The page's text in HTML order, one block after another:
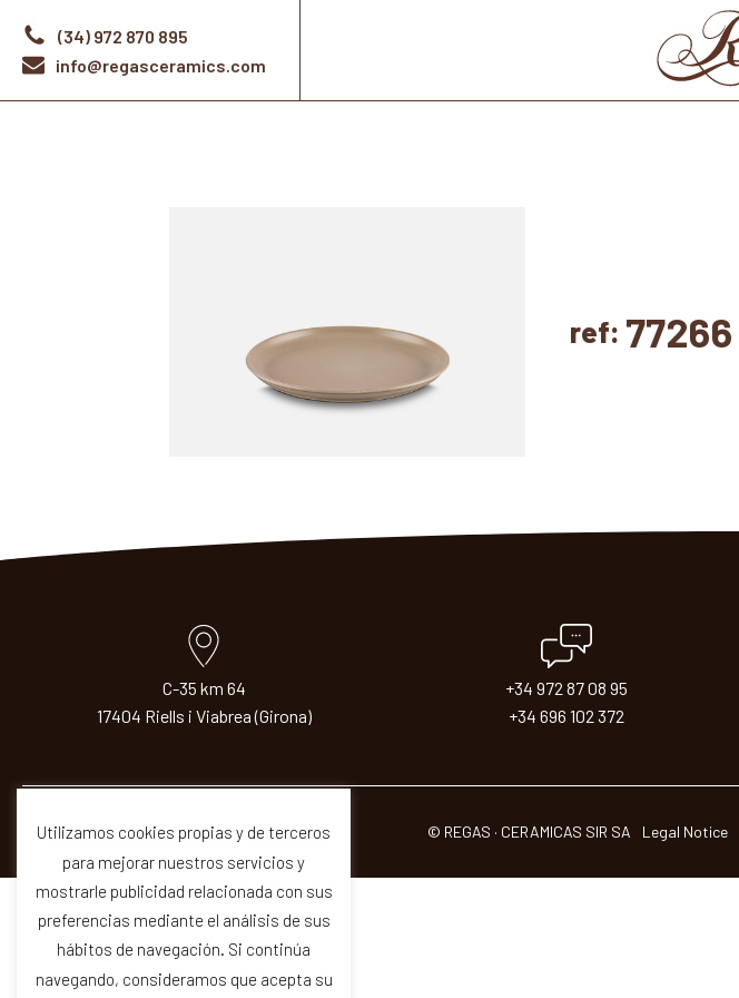
(34) 972 870 895
info@regasceramics.com
ref: 77266
C-35 km 64
17404 Riells i Viabrea (Girona)
+34 972 87 08 95
+34 696 102 372
© REGAS · CERAMICAS SIR SA Legal Notice
Utilizamos cookies propias y de terceros
para mejorar nuestros servicios y
mostrarle publicidad relacionada con sus
preferencias mediante el análisis de sus
hábitos de navegación. Si continúa
navegando, consideramos que acepta su